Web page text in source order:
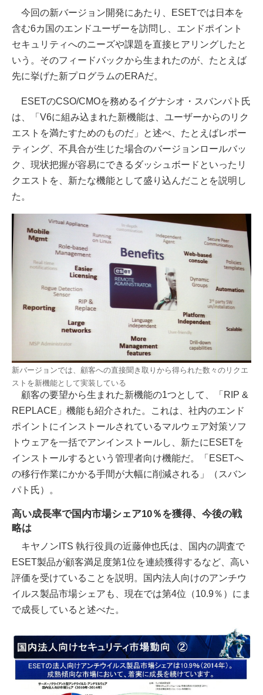
今回の新バージョン開発にあたり、ESETでは日本を
含む6カ国のエンドユーザーを訪問し、エンドポイント
セキュリティへのニーズや課題を直接ヒアリングしたと
いう。そのフィードバックから生まれたのが、たとえば
先に挙げた新プログラムのERAだ。
ESETのCSO/CMOを務めるイグナシオ・スバンパト氏
は、「V6に組み込まれた新機能は、ユーザーからのリク
エストを満たすためのものだ」と述べ、たとえばレポー
ティング、不具合が生じた場合のバージョンロールバッ
ク、現状把握が容易にできるダッシュボードといったリ
クエストを、新たな機能として盛り込んだことを説明し
た。
新バージョンでは、顧客への直接聞き取りから得られた数々のリクエ
ストを新機能として実装している
顧客の要望から生まれた新機能の1つとして、「RIP &
REPLACE」機能も紹介された。これは、社内のエンド
ポイントにインストールされているマルウェア対策ソフ
トウェアを一括でアンインストールし、新たにESETを
インストールするという管理者向け機能だ。「ESETへ
の移行作業にかかる手間が大幅に削減される」（スバン
パト氏）。
高い成長率で国内市場シェア10％を獲得、今後の戦
略は
キヤノンITS 執行役員の近藤伸也氏は、国内の調査で
ESET製品が顧客満足度第1位を連続獲得するなど、高い
評価を受けていることを説明。国内法人向けのアンチウ
イルス製品市場シェアも、現在では第4位（10.9％）にま
で成長していると述べた。